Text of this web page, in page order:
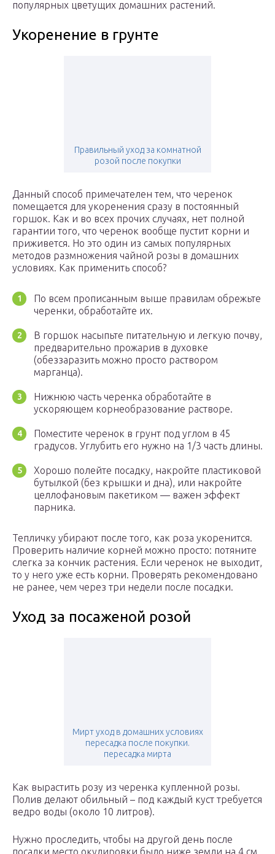
популярных цветущих домашних растений.
Укоренение в грунте
Правильный уход за комнатной
розой после покупки
Данный способ примечателен тем, что черенок
помещается для укоренения сразу в постоянный
горшок. Как и во всех прочих случаях, нет полной
гарантии того, что черенок вообще пустит корни и
приживется. Но это один из самых популярных
методов размножения чайной розы в домашних
условиях. Как применить способ?
По всем прописанным выше правилам обрежьте
черенки, обработайте их.
В горшок насыпьте питательную и легкую почву,
предварительно прожарив в духовке
(обеззаразить можно просто раствором
марганца).
Нижнюю часть черенка обработайте в
ускоряющем корнеобразование растворе.
Поместите черенок в грунт под углом в 45
градусов. Углубить его нужно на 1/3 часть длины.
Хорошо полейте посадку, накройте пластиковой
бутылкой (без крышки и дна), или накройте
целлофановым пакетиком — важен эффект
парника.
Тепличку убирают после того, как роза укоренится.
Проверить наличие корней можно просто: потяните
слегка за кончик растения. Если черенок не выходит,
то у него уже есть корни. Проверять рекомендовано
не ранее, чем через три недели после посадки.
Уход за посаженой розой
Мирт уход в домашних условиях
пересадка после покупки.
пересадка мирта
Как вырастить розу из черенка купленной розы.
Полив делают обильный – под каждый куст требуется
ведро воды (около 10 литров).
Нужно проследить, чтобы на другой день после
посадки место окулировки было ниже земли на 4 см.